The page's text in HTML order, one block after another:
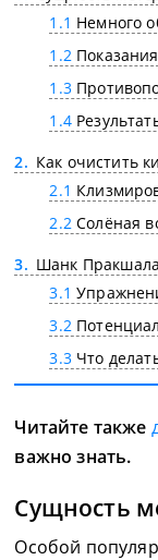
1.1 Немного
1.2Показания
1.3
1.4
2
Как очистить
2.1
2.2Солёная
3
Шанк
3.1
3.2
3.3Что
Читайте также
важно знать.
Сущность
Особой